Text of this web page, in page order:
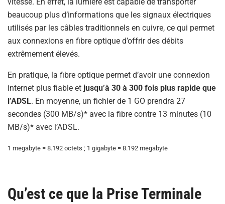
vitesse. En effet, la lumière est capable de transporter
beaucoup plus d’informations que les signaux électriques
utilisés par les câbles traditionnels en cuivre, ce qui permet
aux connexions en fibre optique d’offrir des débits
extrêmement élevés.
En pratique, la fibre optique permet d’avoir une connexion
internet plus fiable et jusqu’à 30 à 300 fois plus rapide que
l’ADSL. En moyenne, un fichier de 1 GO prendra 27
secondes (300 MB/s)* avec la fibre contre 13 minutes (10
MB/s)* avec l’ADSL.
1 megabyte = 8.192 octets ; 1 gigabyte = 8.192 megabyte
Qu’est ce que la Prise Terminale